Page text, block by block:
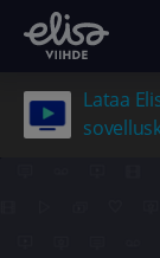
Lataa